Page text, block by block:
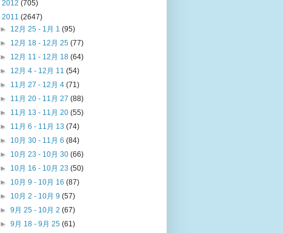
2012 (705)
2011 (2647)
► 12月 25 - 1月 1(95)
► 12月 18 - 12月 25(77)
► 12月 11 - 12月 18(64)
► 12月 4 - 12月 11(54)
► 11月 27 - 12月 4(71)
► 11月 20 - 11月 27(88)
► 11月 13 - 11月 20(55)
► 11月 6 - 11月 13(74)
► 10月 30 - 11月 6(84)
► 10月 23 - 10月 30(66)
► 10月 16 - 10月 23(50)
► 10月 9 - 10月 16(87)
► 10月 2 - 10月 9(57)
►9月 25 - 10月 2(67)
►9月 18 - 9月 25(61)